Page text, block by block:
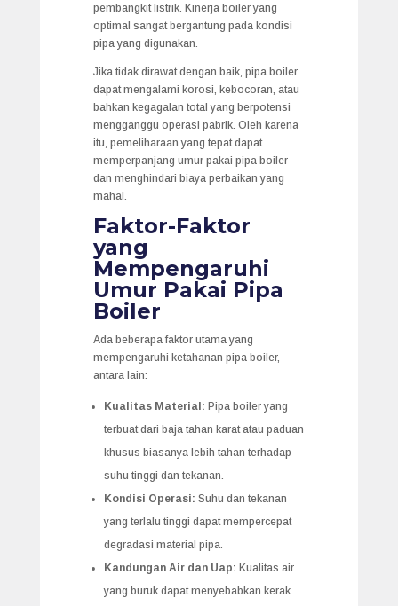
pembangkit listrik. Kinerja boiler yang
optimal sangat bergantung pada kondisi
pipa yang digunakan.
Jika tidak dirawat dengan baik, pipa boiler
dapat mengalami korosi, kebocoran, atau
bahkan kegagalan total yang berpotensi
mengganggu operasi pabrik. Oleh karena
itu, pemeliharaan yang tepat dapat
memperpanjang umur pakai pipa boiler
dan menghindari biaya perbaikan yang
mahal.
Faktor-Faktor
yang
Mempengaruhi
Umur Pakai Pipa
Boiler
Ada beberapa faktor utama yang
mempengaruhi ketahanan pipa boiler,
antara lain:
Kualitas Material: Pipa boiler yang
terbuat dari baja tahan karat atau paduan
khusus biasanya lebih tahan terhadap
suhu tinggi dan tekanan.
Kondisi Operasi: Suhu dan tekanan
yang terlalu tinggi dapat mempercepat
degradasi material pipa.
Kandungan Air dan Uap: Kualitas air
yang buruk dapat menyebabkan kerak